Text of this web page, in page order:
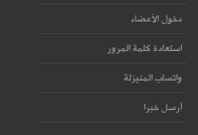
دخول الأعضاء
استعادة كلمة المرور
واتساب المنيزلة
أرسل خبرا